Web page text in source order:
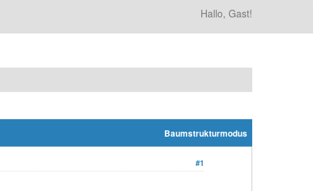
Hallo, Gast!
Baumstrukturmodus
#1